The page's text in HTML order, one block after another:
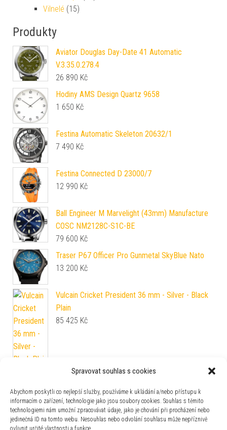
Spravovat souhlas s cookies
Abychom poskytli co nejlepší služby, používáme k ukládání a/nebo přístupu k
informacím o zařízení, technologie jako jsou soubory cookies. Souhlas s těmito
technologiemi nám umožní zpracovávat údaje, jako je chování při procházení nebo
jedinečná ID na tomto webu. Nesouhlas nebo odvolání souhlasu může nepříznivě
ovlivnit určité vlastnosti a funkce.
Vilnelé (15)
Produkty
Aviator Douglas Day-Date 41 Automatic
V.3.35.0.278.4
26 890 Kč
Hodiny AMS Design Quartz 9658
1 650 Kč
Festina Automatic Skeleton 20632/1
7 490 Kč
Festina Connected D 23000/7
12 990 Kč
Ball Engineer M Marvelight (43mm) Manufacture
COSC NM2128C-S1C-BE
79 600 Kč
Traser P67 Officer Pro Gunmetal SkyBlue Nato
13 200 Kč
Vulcain Cricket President 36 mm - Silver - Black
Plain
85 425 Kč
Formex Field Automatic Mahogany Red
20 830Kč